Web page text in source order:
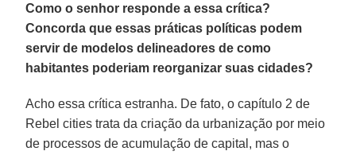
Como o senhor responde a essa crítica?
Concorda que essas práticas políticas podem
servir de modelos delineadores de como
habitantes poderiam reorganizar suas cidades?
Acho essa crítica estranha. De fato, o capítulo 2 de
Rebel cities trata da criação da urbanização por meio
de processos de acumulação de capital, mas o